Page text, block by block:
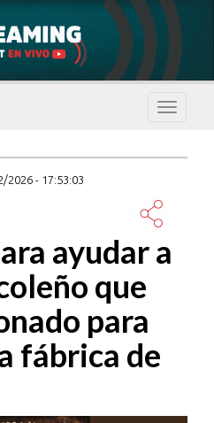
2026 - 17:53:03
ayudar a
que
para
fábrica de